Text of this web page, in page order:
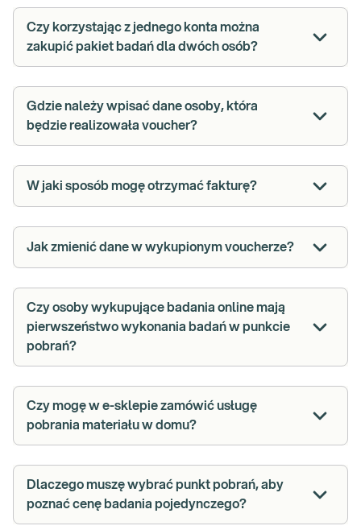
Czy korzystając z jednego konta można
zakupić pakiet badań dla dwóch osób?
Gdzie należy wpisać dane osoby, która
będzie realizowała voucher?
W jaki sposób mogę otrzymać fakturę?
Jak zmienić dane w wykupionym voucherze?
Czy osoby wykupujące badania online mają
pierwszeństwo wykonania badań w punkcie
pobrań?
Czy mogę w e-sklepie zamówić usługę
pobrania materiału w domu?
Dlaczego muszę wybrać punkt pobrań, aby
poznać cenę badania pojedynczego?